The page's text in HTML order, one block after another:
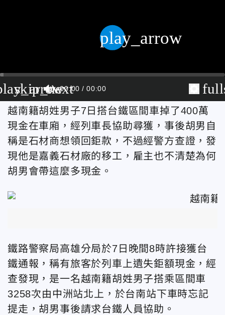
skip_next
00:00 00:00
play_arrow
越南籍胡姓男子7日搭台鐵區間車掉了400萬
現金在車廂，經列車長協助尋獲，事後胡男自
稱是石材商想領回鉅款，不過經警方查證，發
現他是嘉義石材廠的移工，雇主也不清楚為何
胡男會帶這麼多現金。
鐵路警察局高雄分局於7日晚間8時許接獲台
鐵通報，稱有旅客於列車上遺失鉅額現金，經
查發現，是一名越南籍胡姓男子搭乘區間車
3258次由中洲站北上，於台南站下車時忘記
提走，胡男事後請求台鐵人員協助。